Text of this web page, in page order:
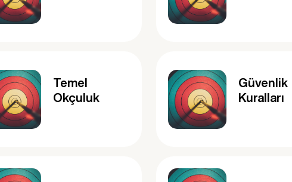
Temel
Okçuluk
Güvenlik
Kuralları